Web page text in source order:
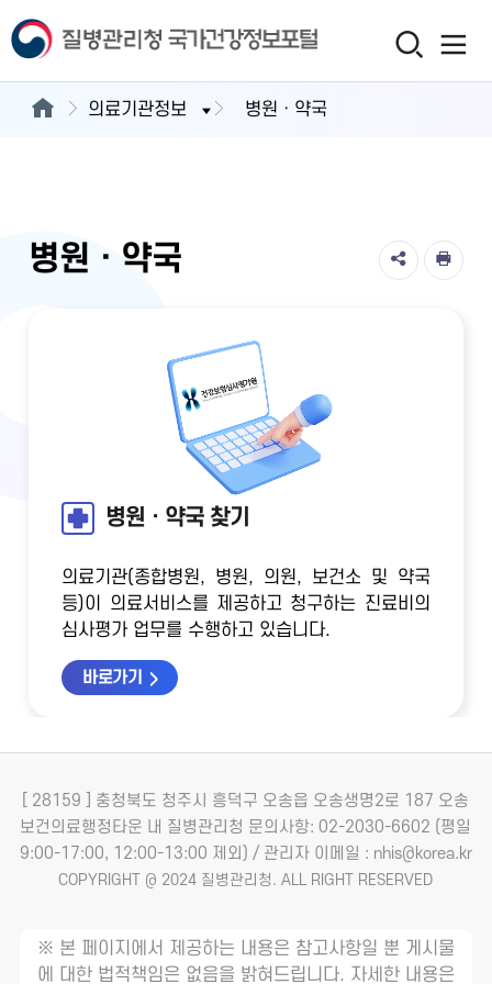
의료기관정보 병원ㆍ약국
병원ㆍ약국
병원ㆍ약국 찾기
의료기관(종합병원, 병원, 의원, 보건소 및 약국
등)이 의료서비스를 제공하고 청구하는 진료비의
심사평가 업무를 수행하고 있습니다.
바로가기
[ 28159 ] 충청북도 청주시 흥덕구 오송읍 오송생명2로 187 오송
보건의료행정타운 내 질병관리청 문의사항: 02-2030-6602 (평일
9:00-17:00, 12:00-13:00 제외) / 관리자 이메일 : nhis@korea.kr
COPYRIGHT @ 2024 질병관리청. ALL RIGHT RESERVED
※ 본 페이지에서 제공하는 내용은 참고사항일 뿐 게시물
에 대한 법적책임은 없음을 밝혀드립니다. 자세한 내용은